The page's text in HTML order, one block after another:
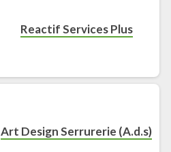
Reactif Services Plus
Art Design Serrurerie (A.d.s)